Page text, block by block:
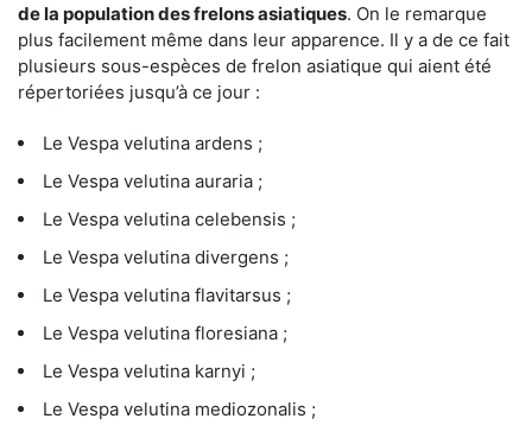
de la population des frelons asiatiques. On le remarque
plus facilement même dans leur apparence. Il y a de ce fait
plusieurs sous-espèces de frelon asiatique qui aient été
répertoriées jusqu’à ce jour :
Le Vespa velutina ardens ;
Le Vespa velutina auraria ;
Le Vespa velutina celebensis ;
Le Vespa velutina divergens ;
Le Vespa velutina flavitarsus ;
Le Vespa velutina floresiana ;
Le Vespa velutina karnyi ;
Le Vespa velutina mediozonalis ;